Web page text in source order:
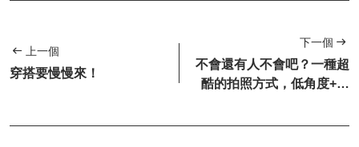
上一個
穿搭要慢慢來！
下一個
不會還有人不會吧？一種超
酷的拍照方式，低角度+超